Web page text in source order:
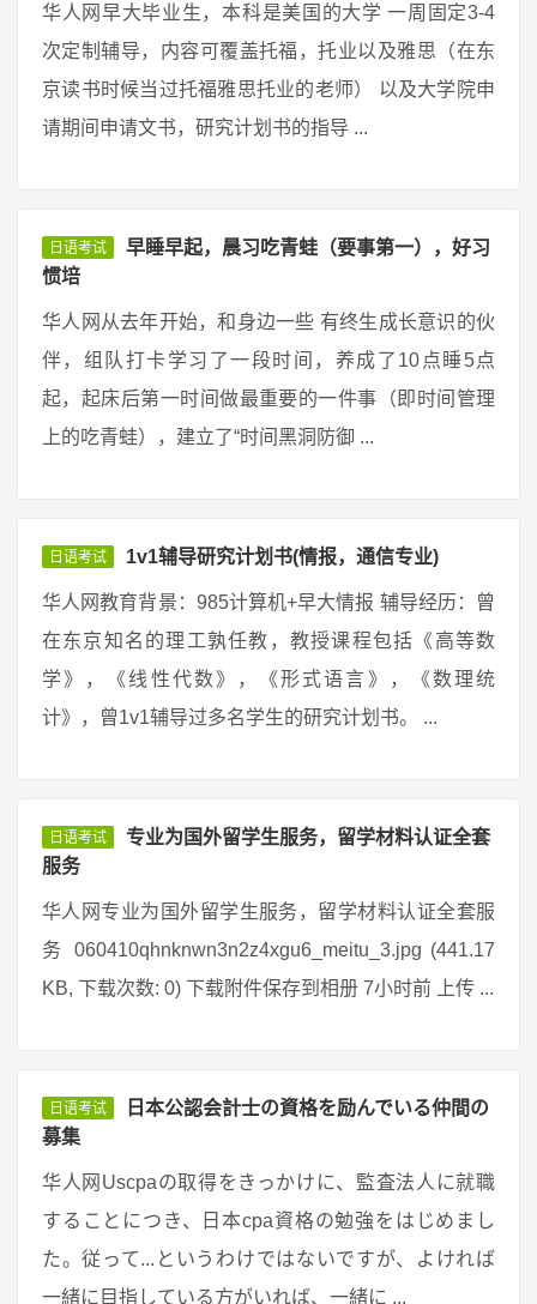
华人网早大毕业生，本科是美国的大学 一周固定3-4
次定制辅导，内容可覆盖托福，托业以及雅思（在东
京读书时候当过托福雅思托业的老师） 以及大学院申
请期间申请文书，研究计划书的指导 ...
日语考试
早睡早起，晨习吃青蛙（要事第一），好习
惯培
华人网从去年开始，和身边一些 有终生成长意识的伙
伴，组队打卡学习了一段时间，养成了10点睡5点
起，起床后第一时间做最重要的一件事（即时间管理
上的吃青蛙），建立了“时间黑洞防御 ...
日语考试 1v1辅导研究计划书(情报，通信专业)
华人网教育背景：985计算机+早大情报 辅导经历：曾
在东京知名的理工孰任教，教授课程包括《高等数
学》，《线性代数》，《形式语言》，《数理统
计》，曾1v1辅导过多名学生的研究计划书。 ...
日语考试
专业为国外留学生服务，留学材料认证全套
服务
华人网专业为国外留学生服务，留学材料认证全套服
务 060410qhnknwn3n2z4xgu6_meitu_3.jpg (441.17
KB, 下载次数: 0) 下载附件保存到相册 7小时前 上传 ...
日语考试
日本公認会計士の資格を励んでいる仲間の
募集
华人网Uscpaの取得をきっかけに、監査法人に就職
することにつき、日本cpa資格の勉強をはじめまし
た。従って...というわけではないですが、よければ
一緒に目指している方がいれば、一緒に ...